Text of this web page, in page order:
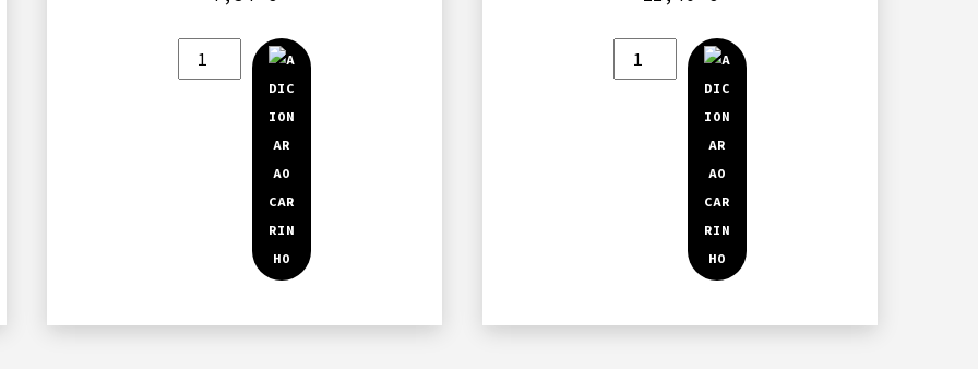
Quantidade
de
Quantidade
de